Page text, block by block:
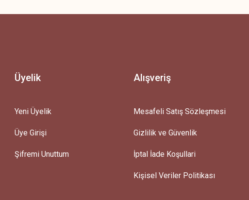
Üyelik
Yeni Üyelik
Üye Girişi
Şifremi Unuttum
Alışveriş
Mesafeli Satış Sözleşmesi
Gizlilik ve Güvenlik
İptal İade Koşullari
Kişisel Veriler Politikası